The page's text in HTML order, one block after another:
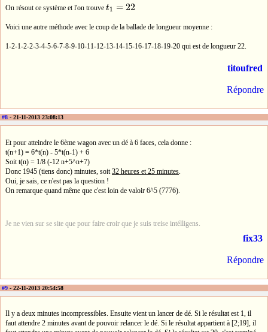
On résout ce système et l'on trouve t1 = 22
t1= 22
Voici une autre méthode avec le coup de la ballade de longueur moyenne :
1-2-1-2-2-3-4-5-6-7-8-9-10-11-12-13-14-15-16-17-18-19-20 qui est de longueur 22.
titoufred
Répondre
#8 - 21-11-2013 23:08:13
Et pour atteindre le 6ème wagon avec un dé à 6 faces, cela donne :
t(n+1) = 6*t(n) - 5*t(n-1) + 6
Soit t(n) = 1/8 (-12 n+5^n+7)
Donc 1945 (tiens donc) minutes, soit32 heures et 25 minutes.
Oui, je sais, ce n'est pas la question !
On remarque quand même que c'est loin de valoir 6^5 (7776).
Je ne vien sur se site que pour faire croir que je suis treise intélligens.
fix33
Répondre
#9 - 22-11-2013 20:54:58
Il y a deux minutes incompressibles. Ensuite vient un lancer de dé. Si le résultat est 1, il
faut attendre 2 minutes avant de pouvoir relancer le dé. Si le résultat appartient à [2;19], il